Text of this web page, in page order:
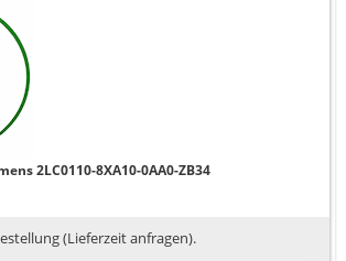
2LC0110-8XA10-0AA0-ZB34
(Lieferzeit anfragen).